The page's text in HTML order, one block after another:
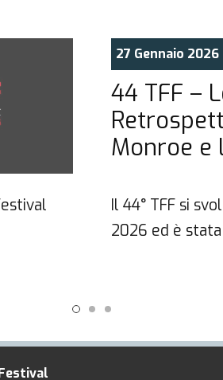
27 Gennaio 2026
44 TFF –
Monroe e
Il 44° TFF si
2026 ed è